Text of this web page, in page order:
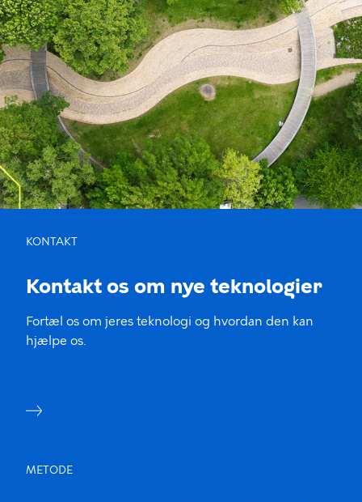
KONTAKT
Kontakt os om nye teknologier
Fortæl os om jeres teknologi og hvordan den kan
hjælpe os.
METODE